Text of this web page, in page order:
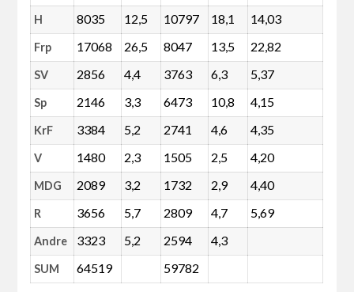
H 8035 12,5 10797 18,1 14,03
Frp 17068 26,5 8047 13,5 22,82
SV 2856 4,4 3763 6,3 5,37
Sp 2146 3,3 6473 10,8 4,15
KrF 3384 5,2 2741 4,6 4,35
V 1480 2,3 1505 2,5 4,20
MDG 2089 3,2 1732 2,9 4,40
R 3656 5,7 2809 4,7 5,69
Andre 3323 5,2 2594 4,3
SUM 64519 59782